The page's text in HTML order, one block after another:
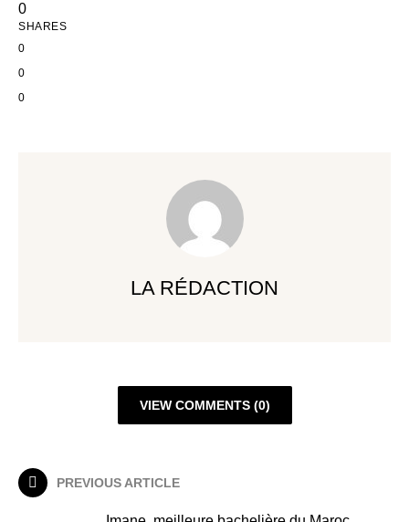
0
SHARES
0
0
0
LA RÉDACTION
VIEW COMMENTS (0)
PREVIOUS ARTICLE